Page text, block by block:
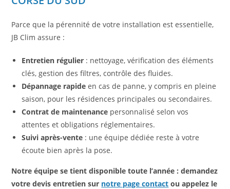
Parce que la pérennité de votre installation est essentielle,
JB Clim assure :
Entretien régulier : nettoyage, vérification des éléments
clés, gestion des filtres, contrôle des fluides.
Dépannage rapide en cas de panne, y compris en pleine
saison, pour les résidences principales ou secondaires.
Contrat de maintenance personnalisé selon vos
attentes et obligations réglementaires.
Suivi après-vente : une équipe dédiée reste à votre
écoute bien après la pose.
Notre équipe se tient disponible toute l’année : demandez
votre devis entretien sur notre page contact ou appelez le